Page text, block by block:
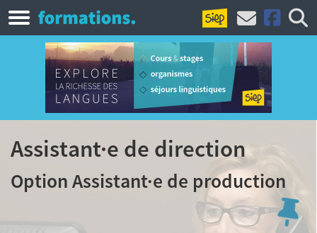
Assistant·e de direction
Option Assistant·e de production